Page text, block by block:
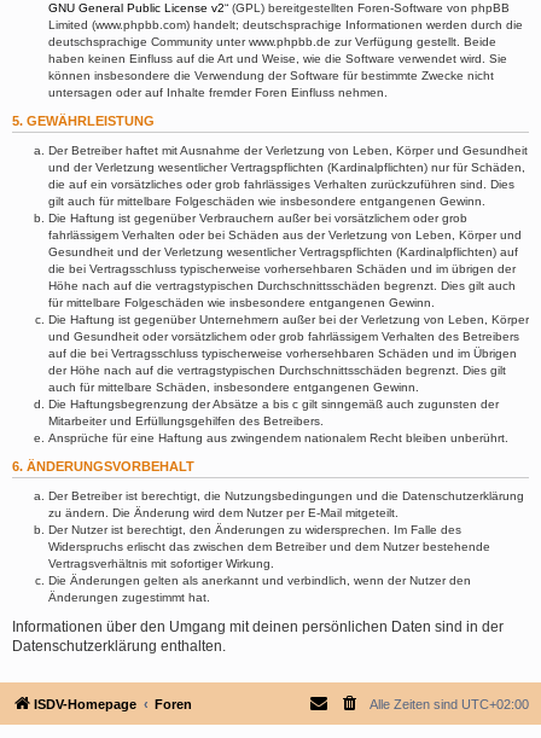
GNU General Public License v2“ (GPL) bereitgestellten Foren-Software von phpBB
Limited (www.phpbb.com) handelt; deutschsprachige Informationen werden durch die
deutschsprachige Community unter www.phpbb.de zur Verfügung gestellt. Beide
haben keinen Einfluss auf die Art und Weise, wie die Software verwendet wird. Sie
können insbesondere die Verwendung der Software für bestimmte Zwecke nicht
untersagen oder auf Inhalte fremder Foren Einfluss nehmen.
5. GEWÄHRLEISTUNG
Der Betreiber haftet mit Ausnahme der Verletzung von Leben, Körper und Gesundheit
und der Verletzung wesentlicher Vertragspflichten (Kardinalpflichten) nur für Schäden,
die auf ein vorsätzliches oder grob fahrlässiges Verhalten zurückzuführen sind. Dies
gilt auch für mittelbare Folgeschäden wie insbesondere entgangenen Gewinn.
Die Haftung ist gegenüber Verbrauchern außer bei vorsätzlichem oder grob
fahrlässigem Verhalten oder bei Schäden aus der Verletzung von Leben, Körper und
Gesundheit und der Verletzung wesentlicher Vertragspflichten (Kardinalpflichten) auf
die bei Vertragsschluss typischerweise vorhersehbaren Schäden und im übrigen der
Höhe nach auf die vertragstypischen Durchschnittsschäden begrenzt. Dies gilt auch
für mittelbare Folgeschäden wie insbesondere entgangenen Gewinn.
Die Haftung ist gegenüber Unternehmern außer bei der Verletzung von Leben, Körper
und Gesundheit oder vorsätzlichem oder grob fahrlässigem Verhalten des Betreibers
auf die bei Vertragsschluss typischerweise vorhersehbaren Schäden und im Übrigen
der Höhe nach auf die vertragstypischen Durchschnittsschäden begrenzt. Dies gilt
auch für mittelbare Schäden, insbesondere entgangenen Gewinn.
Die Haftungsbegrenzung der Absätze a bis c gilt sinngemäß auch zugunsten der
Mitarbeiter und Erfüllungsgehilfen des Betreibers.
Ansprüche für eine Haftung aus zwingendem nationalem Recht bleiben unberührt.
6. ÄNDERUNGSVORBEHALT
Der Betreiber ist berechtigt, die Nutzungsbedingungen und die Datenschutzerklärung
zu ändern. Die Änderung wird dem Nutzer per E-Mail mitgeteilt.
Der Nutzer ist berechtigt, den Änderungen zu widersprechen. Im Falle des
Widerspruchs erlischt das zwischen dem Betreiber und dem Nutzer bestehende
Vertragsverhältnis mit sofortiger Wirkung.
Die Änderungen gelten als anerkannt und verbindlich, wenn der Nutzer den
Änderungen zugestimmt hat.
Informationen über den Umgang mit deinen persönlichen Daten sind in der
Datenschutzerklärung enthalten.
ISDV-Homepage Foren Alle Zeiten sind UTC+02:00